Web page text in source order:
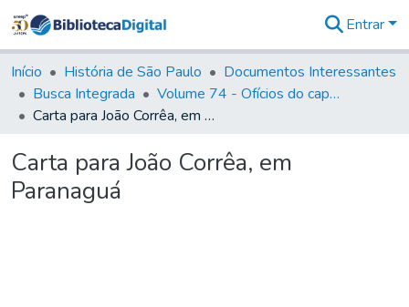
&
Coleções
Tudo na
Biblioteca
Estatísticas
Entrar
Início História de São Paulo
Documentos Interessantes
Busca Integrada
Volume 74 - Ofícios do capitão General Martim Lopes Lobo de Saldanha às Câmaras e Comandantes da Capitania (1775)
Carta para João Corrêa, em Paranaguá
Carta para João Corrêa, em
Paranaguá